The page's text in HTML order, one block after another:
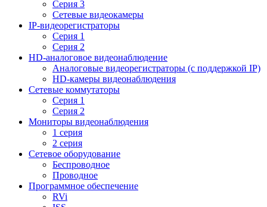
Серия 3
Сетевые видеокамеры
IP-видеорегистраторы
Серия 1
Серия 2
HD-аналоговое видеонаблюдение
Aналоговые видеорегистраторы (с поддержкой IP)
HD-камеры видеонаблюдения
Сетевые коммутаторы
Серия 1
Серия 2
Мониторы видеонаблюдения
1 серия
2 серия
Сетевое оборудование
Беспроводное
Проводное
Программное обеспечение
RVi